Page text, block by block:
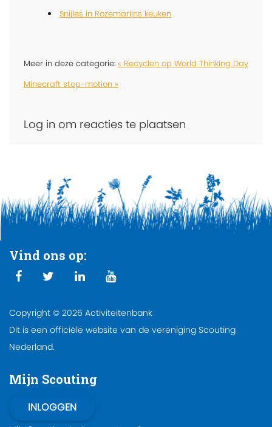
Snijles in Rozemarijns keuken
Meer in deze categorie: « Recyclen op World Thinking Day
Minecraft stop-motion »
Log in om reacties te plaatsen
Vind ons op:
Copyright © 2026 Activiteitenbank
Dit is een officiële website van de vereniging Scouting
Nederland.
Mijn Scouting